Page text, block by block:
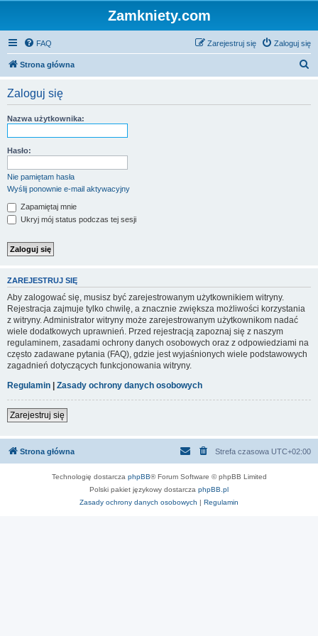
Zamkniety.com
FAQ Zaloguj się
Zarejestruj się
Strona główna
Zaloguj się
Nazwa użytkownika:
Hasło:
Nie pamiętam hasła
Wyślij ponownie e-mail aktywacyjny
Zapamiętaj mnie
Ukryj mój status podczas tej sesji
ZAREJESTRUJ SIĘ
Aby zalogować się, musisz być zarejestrowanym użytkownikiem witryny.
Rejestracja zajmuje tylko chwilę, a znacznie zwiększa możliwości korzystania
z witryny. Administrator witryny może zarejestrowanym użytkownikom nadać
wiele dodatkowych uprawnień. Przed rejestracją zapoznaj się z naszym
regulaminem, zasadami ochrony danych osobowych oraz z odpowiedziami na
często zadawane pytania (FAQ), gdzie jest wyjaśnionych wiele podstawowych
zagadnień dotyczących funkcjonowania witryny.
Regulamin | Zasady ochrony danych osobowych
Zarejestruj się
Strona główna Strefa czasowa UTC+02:00
Technologię dostarcza phpBB® Forum Software © phpBB Limited
Polski pakiet językowy dostarcza phpBB.pl
Zasady ochrony danych osobowych | Regulamin